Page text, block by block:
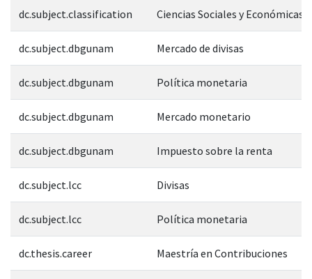
dc.subject.classification Ciencias Sociales y Económicas
dc.subject.dbgunam Mercado de divisas
dc.subject.dbgunam Política monetaria
dc.subject.dbgunam Mercado monetario
dc.subject.dbgunam Impuesto sobre la renta
dc.subject.lcc Divisas
dc.subject.lcc Política monetaria
dc.thesis.career Maestría en Contribuciones